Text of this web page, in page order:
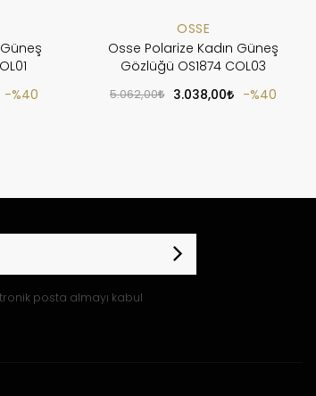
%40
OSSE
Osse Polarize Kadın Güneş
Gözlüğü OS1874 COL03
5.062,00 3.038,00 %40
posta almayı kabul